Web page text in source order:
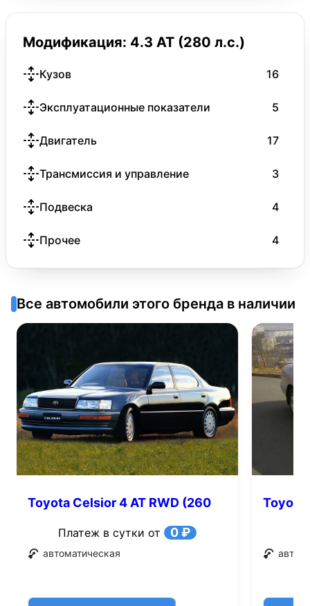
Модификация: 4.3 AT (280 л.с.)
Кузов 16
Эксплуатационные показатели 5
Двигатель 17
Трансмиссия и управление 3
Подвеска 4
Прочее 4
Все автомобили этого бренда в наличии
Toyota Celsior 4 AT RWD (260
Платеж в сутки от 0 ₽
автоматическая
Toyota